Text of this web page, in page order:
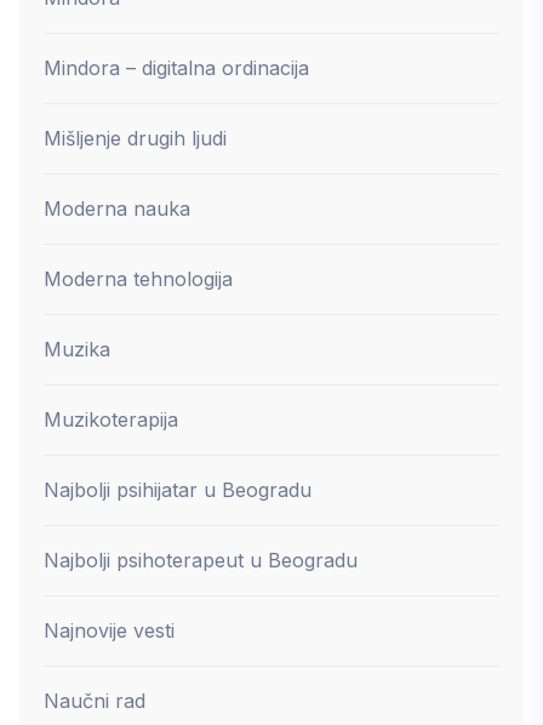
Mindora – digitalna ordinacija
Mišljenje drugih ljudi
Moderna nauka
Moderna tehnologija
Muzika
Muzikoterapija
Najbolji psihijatar u Beogradu
Najbolji psihoterapeut u Beogradu
Najnovije vesti
Naučni rad